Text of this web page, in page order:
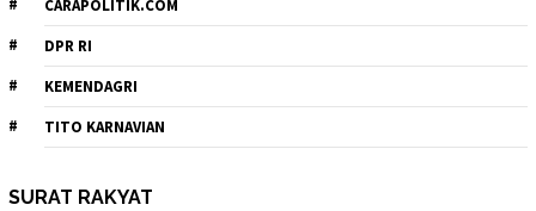
CARAPOLITIK.COM
DPR RI
KEMENDAGRI
TITO KARNAVIAN
SURAT RAKYAT